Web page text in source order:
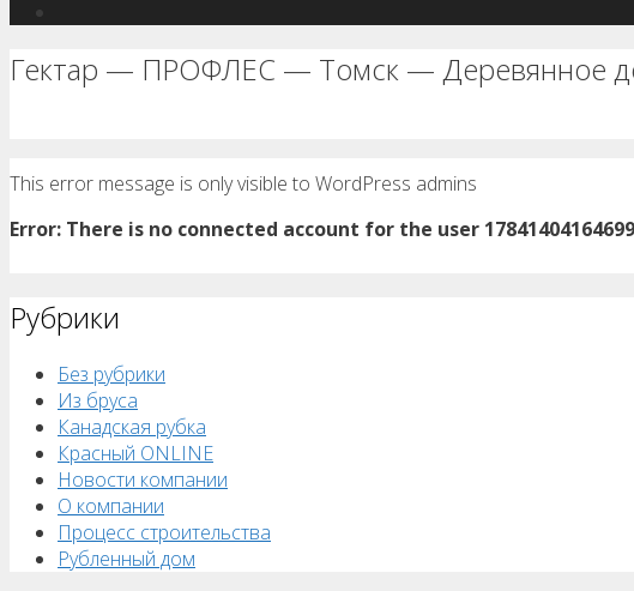
Гектар — ПРОФЛЕС — Томск — Деревянное
This error message is only visible to WordPress admins
Error: There is no connected account for the user
Рубрики
Без рубрики
Из бруса
Канадская рубка
Красный ONLINE
Новости компании
О компании
Процесс строительства
Рубленный дом